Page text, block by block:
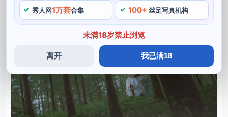
秀人网1万套合集 100+ 丝足写真机构
未满18岁禁止浏览
离开 我已满18